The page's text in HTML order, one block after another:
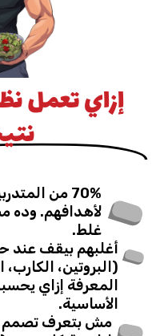
إزاي تعمل
70% من
لأهدافهم. وده
غلط.
أغلبهم بيقف عند
(البروتين،
المعرفة إزاي
الأساسية.
مش بتعرف تصمم